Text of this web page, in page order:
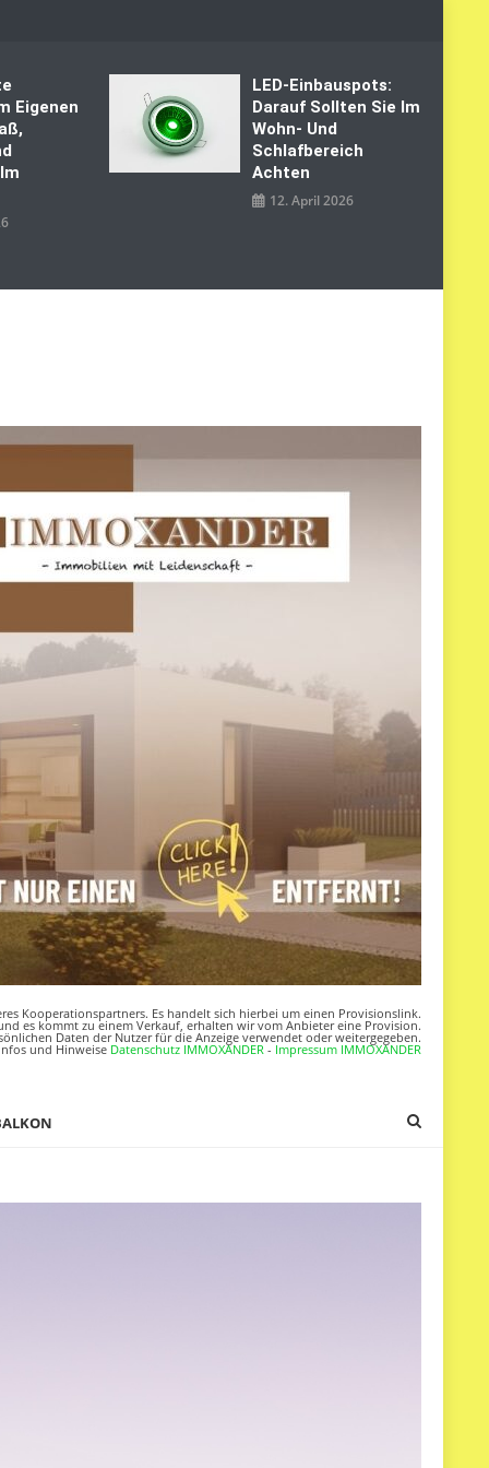
Eigenen
LED‑Einbauspots:
Darauf Sollten Sie Im
Wohn- Und
Schlafbereich
Achten
12. April 2026
Kooperationspartners. Es handelt sich hierbei um einen Provisionslink.
es kommt zu einem Verkauf, erhalten wir vom Anbieter eine Provision.
Daten der Nutzer für die Anzeige verwendet oder weitergegeben.
und Hinweise Datenschutz IMMOXANDER - Impressum IMMOXANDER